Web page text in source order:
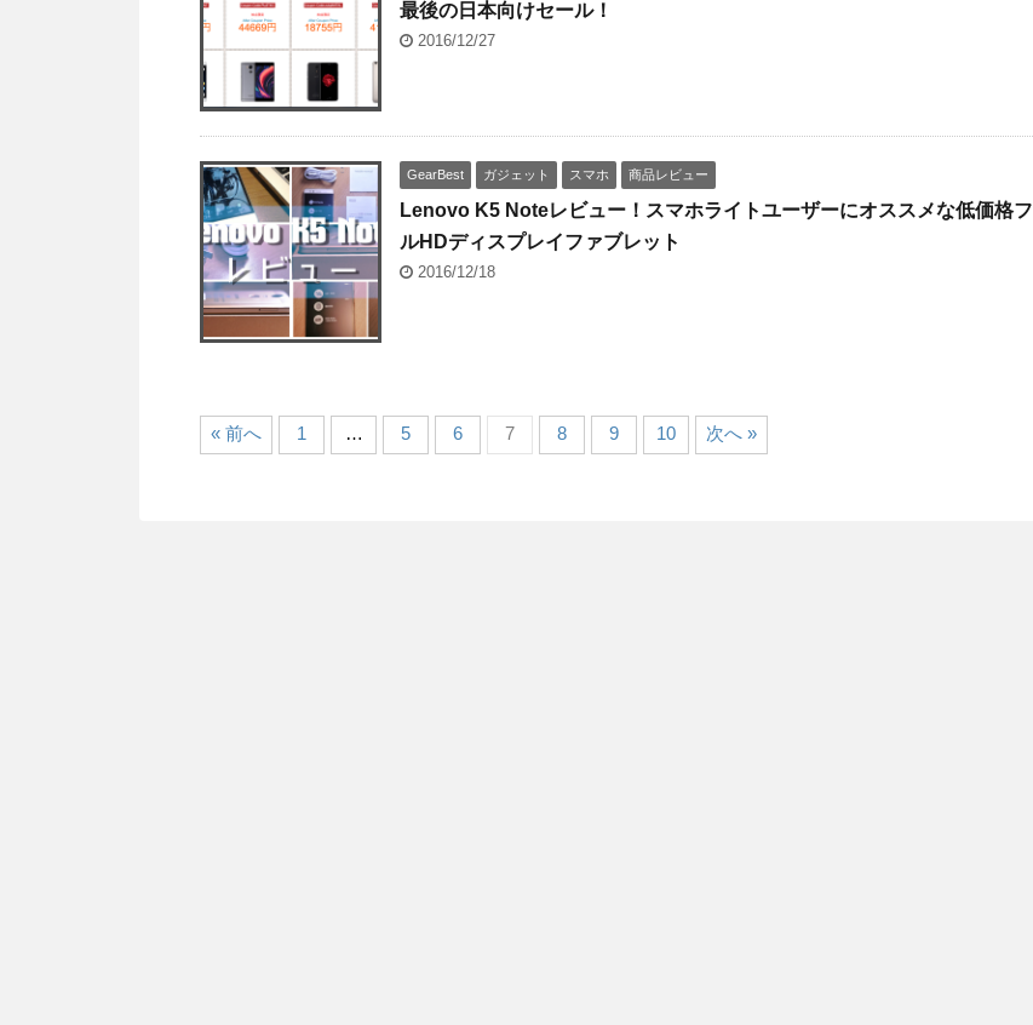
最後の日本向けセール！
2016/12/27
GearBest ガジェット スマホ 商品レビュー
Lenovo K5 Noteレビュー！スマホライトユーザーにオススメな低価格フ
ルHDディスプレイファブレット
2016/12/18
« 前へ 1 … 5 6 7 8 9 10 次へ »